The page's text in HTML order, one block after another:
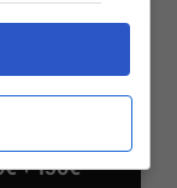
+ 150€